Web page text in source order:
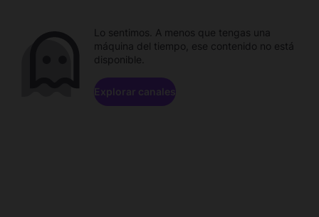
Lo sentimos. A menos que tengas una
máquina del tiempo, ese contenido no está
disponible.
Explorar canales